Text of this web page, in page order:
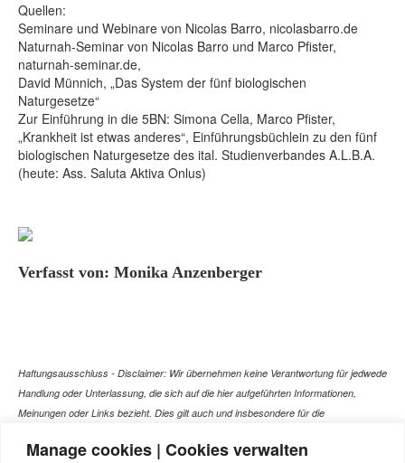
Manage cookies | Cookies verwalten
Quellen:
Seminare und Webinare von Nicolas Barro, nicolasbarro.de
Naturnah-Seminar von Nicolas Barro und Marco Pfister,
naturnah-seminar.de,
David Münnich, „Das System der fünf biologischen
Naturgesetze“
Zur Einführung in die 5BN: Simona Cella, Marco Pfister,
„Krankheit ist etwas anderes“, Einführungsbüchlein zu den fünf
biologischen Naturgesetze des ital. Studienverbandes A.L.B.A.
(heute: Ass. Saluta Aktiva Onlus)
Verfasst von: Monika Anzenberger
Haftungsausschluss - Disclaimer: Wir übernehmen keine Verantwortung für jedwede
Handlung oder Unterlassung, die sich auf die hier aufgeführten Informationen,
Meinungen oder Links bezieht. Dies gilt auch und insbesondere für die
Gespräch mit dem Arzt Ihres Vertrauens darstellen können. Bei den Texten auf